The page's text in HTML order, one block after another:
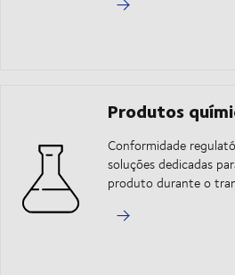
Produtos
Conformidade
soluções dedicadas
produto durante o